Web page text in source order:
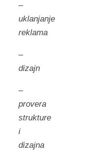
–
uklanjanje
reklama
–
dizajn
–
provera
strukture
i
dizajna